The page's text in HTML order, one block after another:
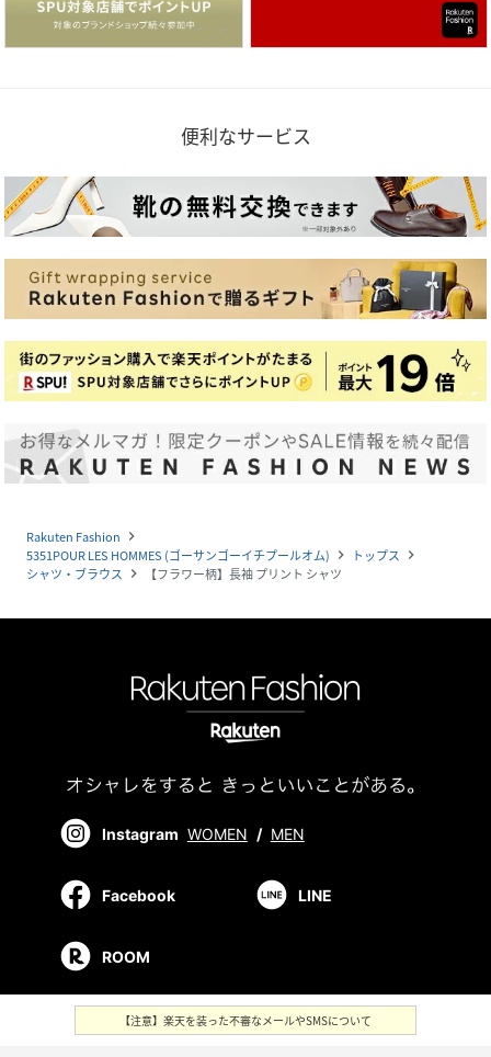
便利なサービス
Rakuten Fashion navigate_next
5351POUR LES HOMMES (ゴーサンゴーイチプールオム) navigate_next トップス navigate_next
シャツ・ブラウス navigate_next 【フラワー柄】長袖 プリント シャツ
Instagram WOMEN / MEN
Facebook LINE
ROOM
【注意】楽天を装った不審なメールやSMSについて